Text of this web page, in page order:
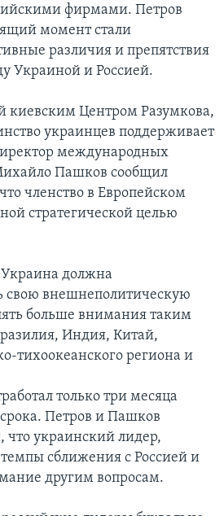
фирмами. Петров
момент стали
различия и препятствия
Украиной и Россией.
киевским Центром Разумкова,
украинцев поддерживает
международных
Пашков сообщил
членство в Европейском
стратегической целью
должна
свою внешнеполитическую
больше внимания таким
Индия, Китай,
тихоокеанского региона и
только три месяца
срока. Петров и Пашков
что украинский лидер,
сближения с Россией и
другим вопросам.